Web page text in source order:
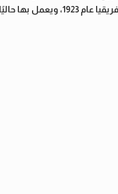
موزعة على 14 دولة.